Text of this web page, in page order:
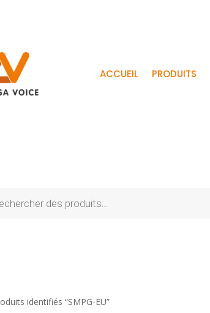
ACCUEIL PRODUITS
identifiés “SMPG-EU”